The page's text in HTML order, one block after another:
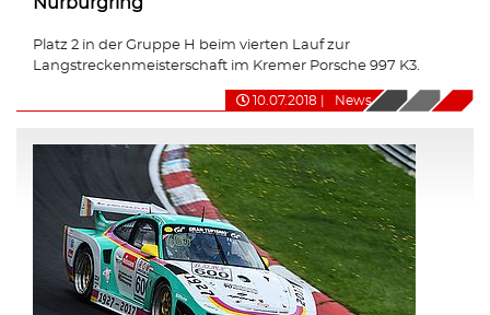
Platz 2 in der Gruppe H beim vierten Lauf zur
Langstreckenmeisterschaft im Kremer Porsche 997 K3.
10.07.2018 News